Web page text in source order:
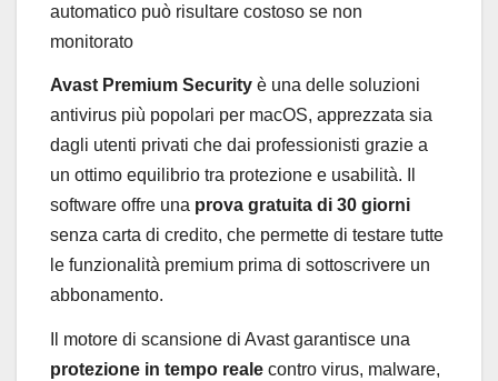
automatico può risultare costoso se non
monitorato
Avast Premium Security è una delle soluzioni
antivirus più popolari per macOS, apprezzata sia
dagli utenti privati che dai professionisti grazie a
un ottimo equilibrio tra protezione e usabilità. Il
software offre una prova gratuita di 30 giorni
senza carta di credito, che permette di testare tutte
le funzionalità premium prima di sottoscrivere un
abbonamento.
Il motore di scansione di Avast garantisce una
protezione in tempo reale contro virus, malware,